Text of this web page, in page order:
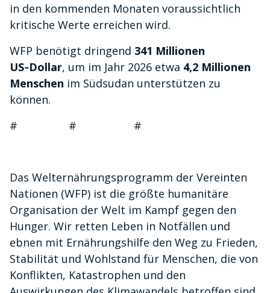
in den kommenden Monaten voraussichtlich
kritische Werte erreichen wird.
WFP benötigt dringend 341 Millionen
US‑Dollar, um im Jahr 2026 etwa 4,2 Millionen
Menschen im Südsudan unterstützen zu
können.
# # #
Das Welternährungsprogramm der Vereinten
Nationen (WFP) ist die größte humanitäre
Organisation der Welt im Kampf gegen den
Hunger. Wir retten Leben in Notfällen und
ebnen mit Ernährungshilfe den Weg zu Frieden,
Stabilität und Wohlstand für Menschen, die von
Konflikten, Katastrophen und den